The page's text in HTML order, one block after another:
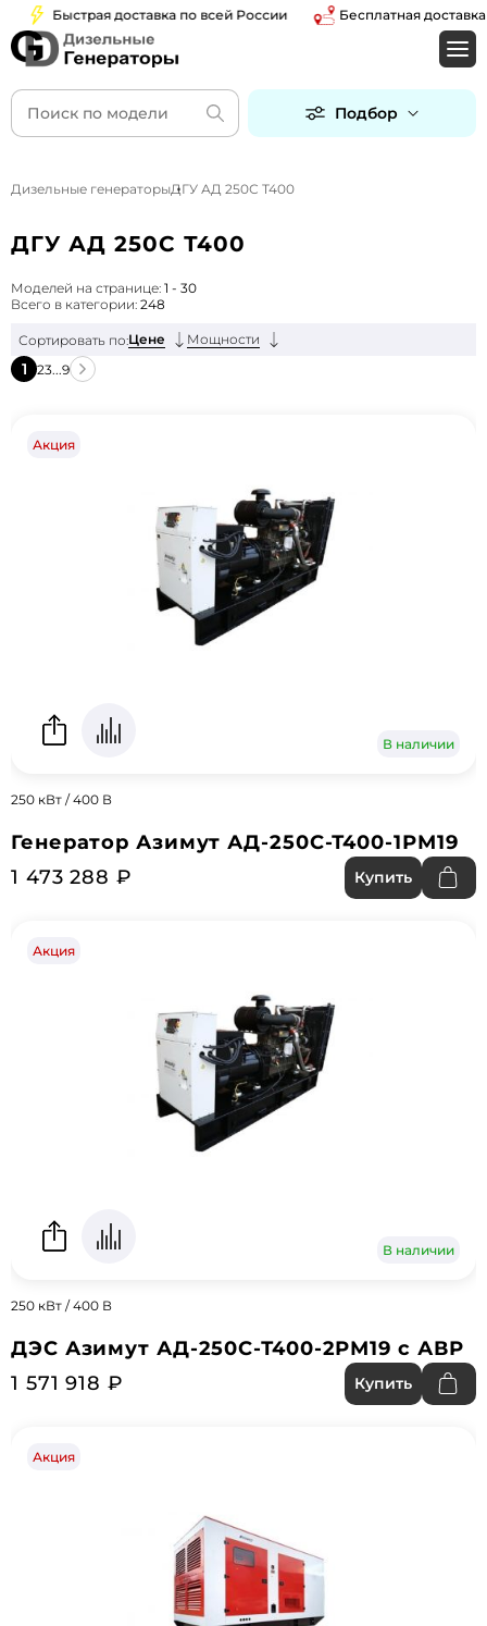
Быстрая доставка по всей России Бесплатная доставка по
Подбор
Дизельные генераторыДГУ АД 250С Т400
ДГУ АД 250С Т400
Моделей на странице: 1 - 30
Всего в категории: 248
Сортировать по:Цене Мощности
1 23...9
Акция
В наличии
250 кВт / 400 В
Генератор Азимут АД-250С-Т400-1РМ19
1 473 288 ₽
Купить
Акция
В наличии
250 кВт / 400 В
ДЭС Азимут АД-250С-Т400-2РМ19 с АВР
1 571 918 ₽
Купить
Акция